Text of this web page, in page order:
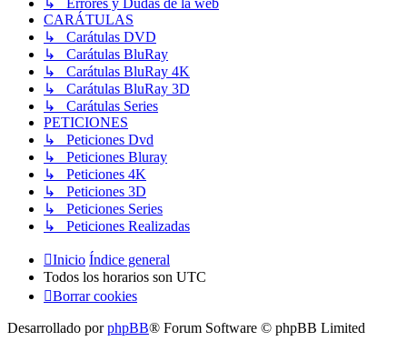
↳ Errores y Dudas de la web
CARÁTULAS
↳ Carátulas DVD
↳ Carátulas BluRay
↳ Carátulas BluRay 4K
↳ Carátulas BluRay 3D
↳ Carátulas Series
PETICIONES
↳ Peticiones Dvd
↳ Peticiones Bluray
↳ Peticiones 4K
↳ Peticiones 3D
↳ Peticiones Series
↳ Peticiones Realizadas
Inicio Índice general
Todos los horarios son UTC
Borrar cookies
Desarrollado porphpBB® Forum Software © phpBB Limited